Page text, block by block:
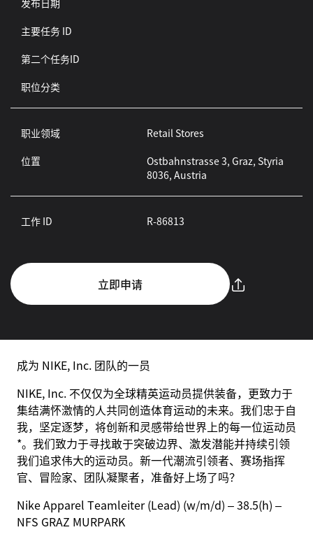
发布日期
主要任务 ID
第二个任务ID
职位分类
职业领域
Retail Stores
位置
Ostbahnstrasse 3, Graz, Styria
8036, Austria
工作 ID R-86813
立即申请
成为 NIKE, Inc. 团队的一员
NIKE, Inc. 不仅仅为全球精英运动员提供装备，更致力于
集结满怀激情的人共同创造体育运动的未来。我们忠于自
我，坚定逐梦，将创新和灵感带给世界上的每一位运动员
*。我们致力于寻找敢于突破边界、激发潜能并持续引领
我们追求伟大的运动员。新一代潮流引领者、赛场指挥
官、冒险家、团队凝聚者，准备好上场了吗？
Nike Apparel Teamleiter (Lead) (w/m/d) – 38.5(h) –
NFS GRAZ MURPARK